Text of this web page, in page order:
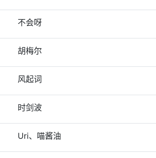
不会呀
胡梅尔
风起词
时剑波
Uri、喵酱油